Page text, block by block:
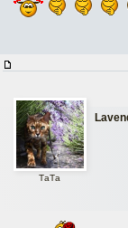
ТаТa